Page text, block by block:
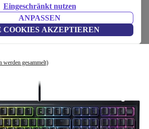
Eingeschränkt nutzen
ANPASSEN
COOKIES AKZEPTIEREN
Computer Zubehör Tastaturen
V2
werden gesammelt)